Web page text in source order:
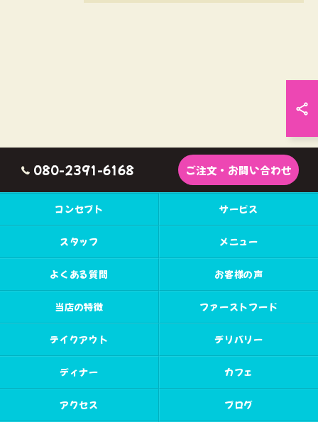
080-2391-6168 ご注文・お問い合わせ
コンセプト サービス
スタッフ メニュー
よくある質問 お客様の声
当店の特徴 ファーストフード
テイクアウト デリバリー
ディナー カフェ
アクセス ブログ